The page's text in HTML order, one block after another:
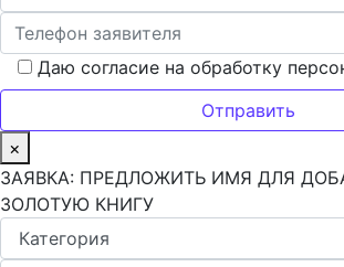
Даю согласие на обработку
×
ЗАЯВКА: ПРЕДЛОЖИТЬ ИМЯ ДЛЯ
ЗОЛОТУЮ КНИГУ